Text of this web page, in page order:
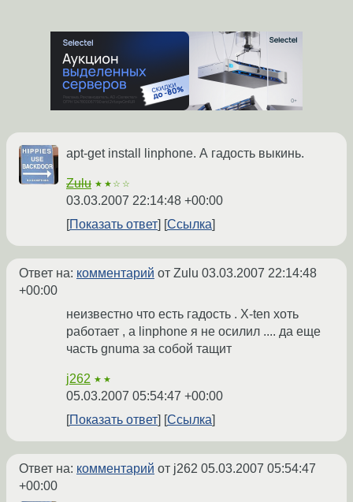
apt-get install linphone. А гадость выкинь.
Zulu ★★☆☆
03.03.2007 22:14:48 +00:00
Показать ответ
Ссылка
Ответ на: комментарий от Zulu 03.03.2007 22:14:48
+00:00
неизвестно что есть гадость . X-ten хоть
работает , а linphone я не осилил .... да еще
часть gnuma за собой тащит
j262 ★★
05.03.2007 05:54:47 +00:00
Показать ответ
Ссылка
Ответ на: комментарий от j262 05.03.2007 05:54:47
+00:00